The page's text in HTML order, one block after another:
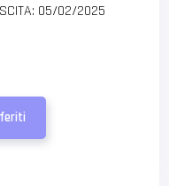
05/02/2025